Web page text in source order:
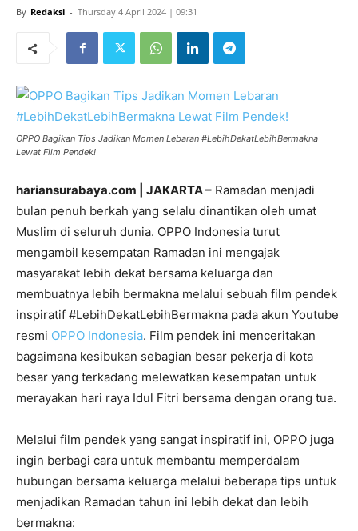
By Redaksi - Thursday 4 April 2024 | 09:31
OPPO Bagikan Tips Jadikan Momen Lebaran #LebihDekatLebihBermakna
Lewat Film Pendek!
hariansurabaya.com | JAKARTA – Ramadan menjadi
bulan penuh berkah yang selalu dinantikan oleh umat
Muslim di seluruh dunia. OPPO Indonesia turut
mengambil kesempatan Ramadan ini mengajak
masyarakat lebih dekat bersama keluarga dan
membuatnya lebih bermakna melalui sebuah film pendek
inspiratif #LebihDekatLebihBermakna pada akun Youtube
resmi OPPO Indonesia. Film pendek ini menceritakan
bagaimana kesibukan sebagian besar pekerja di kota
besar yang terkadang melewatkan kesempatan untuk
merayakan hari raya Idul Fitri bersama dengan orang tua.
Melalui film pendek yang sangat inspiratif ini, OPPO juga
ingin berbagi cara untuk membantu memperdalam
hubungan bersama keluarga melalui beberapa tips untuk
menjadikan Ramadan tahun ini lebih dekat dan lebih
bermakna: